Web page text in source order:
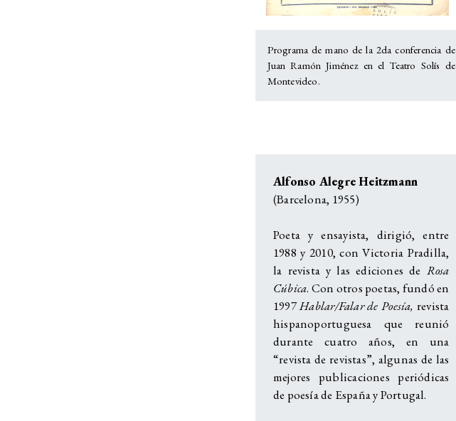
Programa de mano de la 2da conferencia de
Juan Ramón Jiménez en el Teatro Solís de
Montevideo.
Alfonso Alegre Heitzmann
(Barcelona, 1955)
Poeta y ensayista, dirigió, entre
1988 y 2010, con Victoria Pradilla,
la revista y las ediciones de Rosa
Cúbica. Con otros poetas, fundó en
1997Hablar/Falar de Poesía, revista
hispanoportuguesa que reunió
durante cuatro años, en una
“revista de revistas”, algunas de las
mejores publicaciones periódicas
de poesía de España y Portugal.